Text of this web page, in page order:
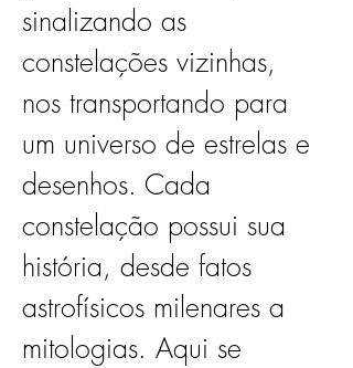
sinalizando as
constelações vizinhas,
nos transportando para
um universo de estrelas e
desenhos. Cada
constelação possui sua
história, desde fatos
astrofísicos milenares a
mitologias. Aqui se